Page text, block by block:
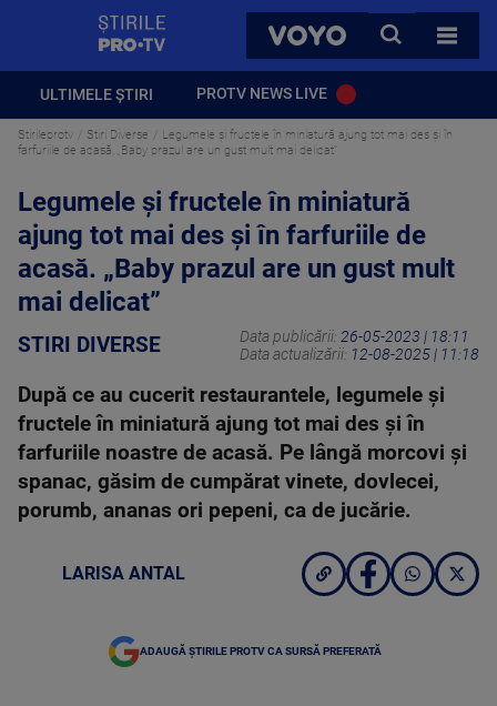
VOYO
CAUTA
TOATE
ULTIMELE ȘTIRI PROTV NEWS LIVE
Stirileprotv Stiri Diverse
Legumele și fructele în miniatură ajung tot mai des şi în
farfuriile de acasă. „Baby prazul are un gust mult mai delicat”
Legumele și fructele în miniatură
ajung tot mai des şi în farfuriile de
acasă. „Baby prazul are un gust mult
mai delicat”
STIRI DIVERSE Data publicării: 26-05-2023 | 18:11
Data actualizării: 12-08-2025 | 11:18
După ce au cucerit restaurantele, legumele și
fructele în miniatură ajung tot mai des şi în
farfuriile noastre de acasă. Pe lângă morcovi și
spanac, găsim de cumpărat vinete, dovlecei,
porumb, ananas ori pepeni, ca de jucărie.
LARISA ANTAL
ADAUGĂ ȘTIRILE PROTV CA SURSĂ PREFERATĂ